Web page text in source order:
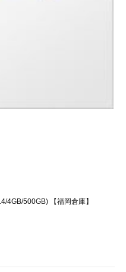
4GB/500GB) 【福岡倉庫】